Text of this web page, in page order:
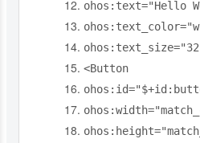
ohos:text="Hello
ohos:text_color=
ohos:text_size=
<Button
ohos: id=
ohos:width=
ohos:height=